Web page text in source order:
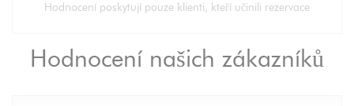
Hodnocení našich zákazníků
Hodnocení poskytují pouze klienti, kteří učinili rezervace